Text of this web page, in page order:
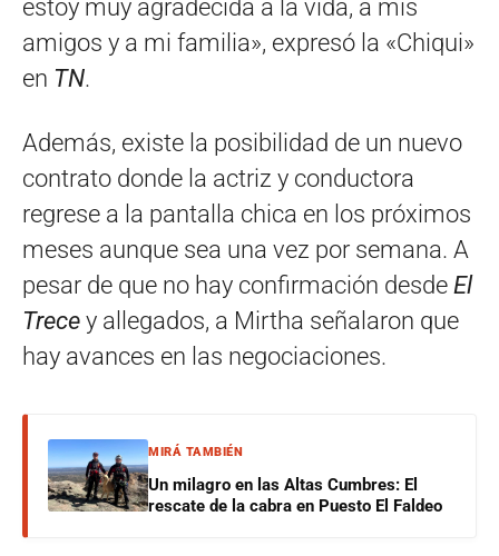
estoy muy agradecida a la vida, a mis
amigos y a mi familia», expresó la «Chiqui»
en TN.
Además, existe la posibilidad de un nuevo
contrato donde la actriz y conductora
regrese a la pantalla chica en los próximos
meses aunque sea una vez por semana. A
pesar de que no hay confirmación desde El
Trece y allegados, a Mirtha señalaron que
hay avances en las negociaciones.
MIRÁ TAMBIÉN
Un milagro en las Altas Cumbres: El
rescate de la cabra en Puesto El Faldeo